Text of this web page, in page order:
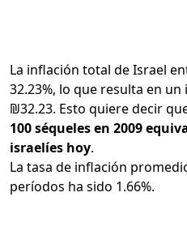
La inflación total de Israel
32.23%, lo que resulta en
₪32.23. Esto quiere decir
100 séqueles en 2009
israelíes hoy.
La tasa de inflación
períodos ha sido 1.66%.